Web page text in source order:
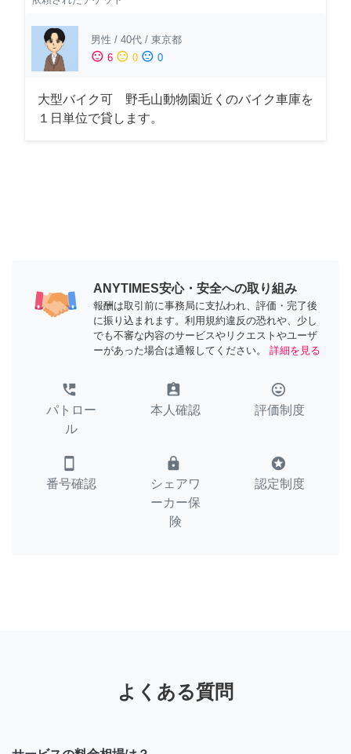
男性 / 40代 / 東京都
sentiment_satisfied 6 sentiment_neutral 0 sentiment_dissatisfied 0
大型バイク可 野毛山動物園近くのバイク車庫を
１日単位で貸します。
ANYTIMES安心・安全への取り組み
報酬は取引前に事務局に支払われ、評価・完了後
に振り込まれます。利用規約違反の恐れや、少し
でも不審な内容のサービスやリクエストやユーザ
ーがあった場合は通報してください。
詳細を見る
perm_phone_msg
パトロー
ル
assignment_ind
本人確認
tag_faces
評価制度
smartphone
番号確認
lock
シェアワ
ーカー保
険
stars
認定制度
よくある質問